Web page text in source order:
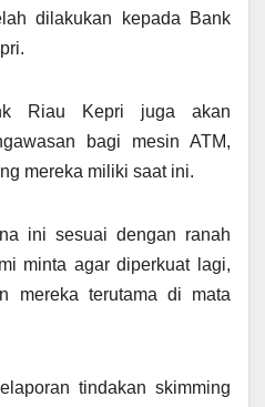
dilakukan kepada Bank
Riau Kepri juga akan
bagi mesin ATM,
mereka miliki saat ini.
ini sesuai dengan ranah
minta agar diperkuat lagi,
mereka terutama di mata
tindakan skimming